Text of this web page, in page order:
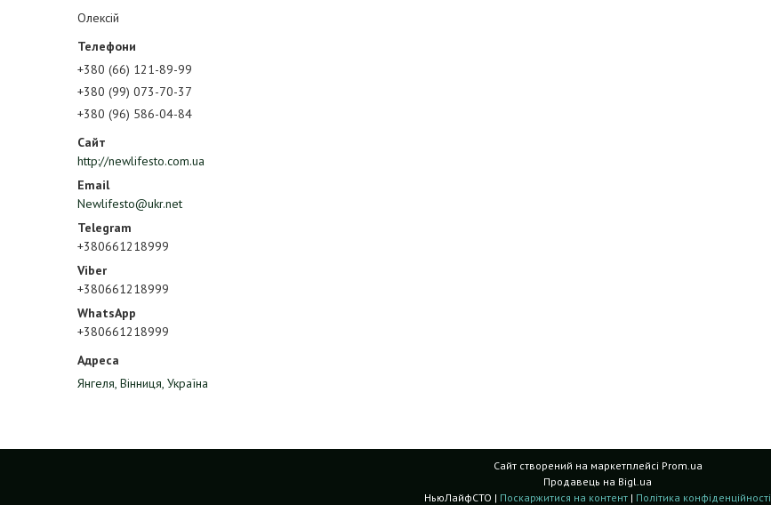
Олексій
+380 (66) 121-89-99
+380 (99) 073-70-37
+380 (96) 586-04-84
http://newlifesto.com.ua
Newlifesto@ukr.net
+380661218999
+380661218999
+380661218999
Янгеля, Вінниця, Україна
Сайт створений на маркетплейсі Prom.ua
Продавець на Bigl.ua
НьюЛайфСТО | Поскаржитися на контент | Політика конфіденційності